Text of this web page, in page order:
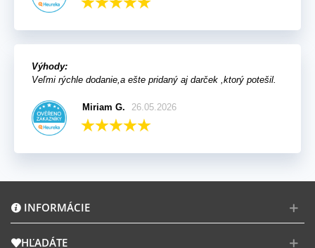
Výhody:
Veľmi rýchle dodanie,a ešte pridaný aj darček ,ktorý potešil.
Miriam G. 26.05.2026
INFORMÁCIE
HĽADÁTE